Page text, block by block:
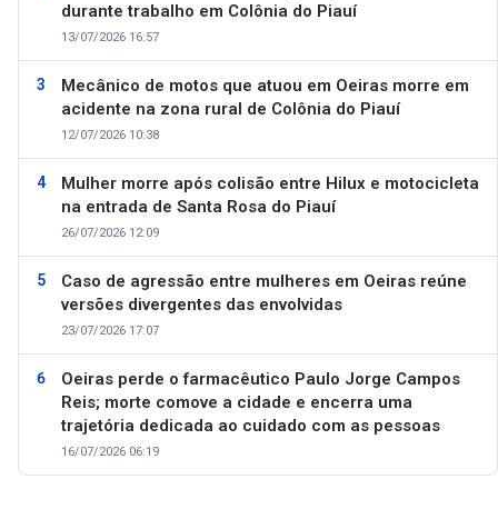
durante trabalho em Colônia do Piauí
13/07/2026 16:57
Mecânico de motos que atuou em Oeiras morre em
acidente na zona rural de Colônia do Piauí
12/07/2026 10:38
Mulher morre após colisão entre Hilux e motocicleta
na entrada de Santa Rosa do Piauí
26/07/2026 12:09
Caso de agressão entre mulheres em Oeiras reúne
versões divergentes das envolvidas
23/07/2026 17:07
Oeiras perde o farmacêutico Paulo Jorge Campos
Reis; morte comove a cidade e encerra uma
trajetória dedicada ao cuidado com as pessoas
16/07/2026 06:19